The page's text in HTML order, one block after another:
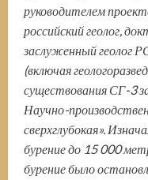
руководителем
российский геолог,
заслуженный геолог
(включая
существования СГ-3
Научно-
сверхглубокая».
бурение до 15 000
бурение было